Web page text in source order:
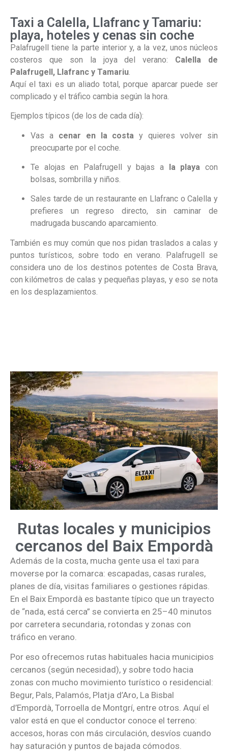
Taxi a Calella, Llafranc y Tamariu:
playa, hoteles y cenas sin coche
Palafrugell tiene la parte interior y, a la vez, unos núcleos
costeros que son la joya del verano: Calella de
Palafrugell, Llafranc y Tamariu
Aquí el taxi es un aliado total, porque aparcar puede ser
complicado y el tráfico cambia según la hora.
Ejemplos típicos (de los de cada día):
Vas a cenar en la costa y quieres volver sin
preocuparte por el coche.
Te alojas en Palafrugell y bajas a la playa con
bolsas, sombrilla y niños.
Sales tarde de un restaurante en Llafranc o Calella y
prefieres un regreso directo, sin caminar de
madrugada buscando aparcamiento.
También es muy común que nos pidan traslados a calas y
puntos turísticos, sobre todo en verano. Palafrugell se
considera uno de los destinos potentes de Costa Brava,
con kilómetros de calas y pequeñas playas, y eso se nota
en los desplazamientos.
Rutas locales y municipios
cercanos del Baix Empordà
Además de la costa, mucha gente usa el taxi para
moverse por la comarca: escapadas, casas rurales,
planes de día, visitas familiares o gestiones rápidas.
En el Baix Empordà es bastante típico que un trayecto
de “nada, está cerca” se convierta en 25–40 minutos
por carretera secundaria, rotondas y zonas con
tráfico en verano.
Por eso ofrecemos rutas habituales hacia municipios
cercanos (según necesidad), y sobre todo hacia
zonas con mucho movimiento turístico o residencial:
Begur, Pals, Palamós, Platja d’Aro, La Bisbal
d’Empordà, Torroella de Montgrí, entre otros. Aquí el
valor está en que el conductor conoce el terreno:
accesos, horas con más circulación, desvíos cuando
hay saturación y puntos de bajada cómodos.